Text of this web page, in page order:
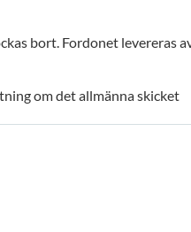
bort. Fordonet levereras
om det allmänna skicket